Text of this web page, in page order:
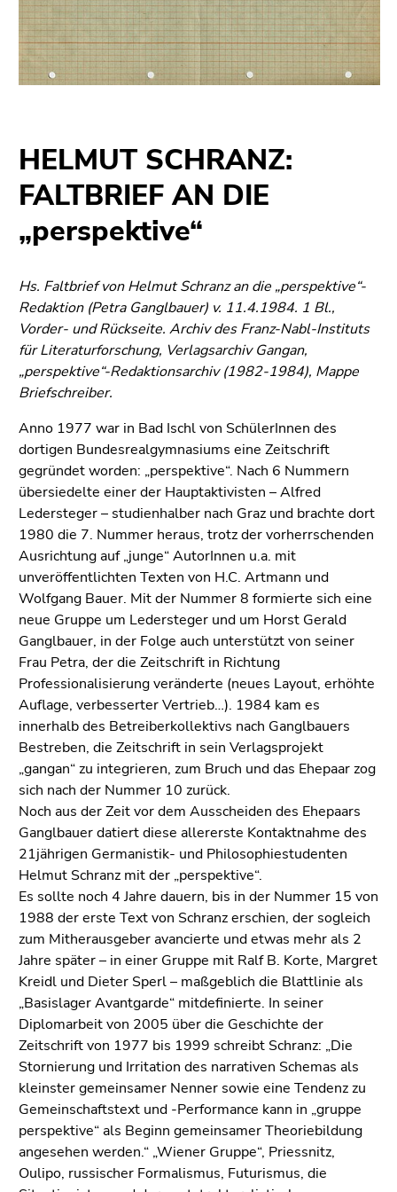
HELMUT SCHRANZ:
FALTBRIEF AN DIE
„perspektive“
Hs. Faltbrief von Helmut Schranz an die „perspektive“-
Redaktion (Petra Ganglbauer) v. 11.4.1984. 1 Bl.,
Vorder- und Rückseite. Archiv des Franz-Nabl-Instituts
für Literaturforschung, Verlagsarchiv Gangan,
„perspektive“-Redaktionsarchiv (1982-1984), Mappe
Briefschreiber.
Anno 1977 war in Bad Ischl von SchülerInnen des
dortigen Bundesrealgymnasiums eine Zeitschrift
gegründet worden: „perspektive“. Nach 6 Nummern
übersiedelte einer der Hauptaktivisten – Alfred
Ledersteger – studienhalber nach Graz und brachte dort
1980 die 7. Nummer heraus, trotz der vorherrschenden
Ausrichtung auf „junge“ AutorInnen u.a. mit
unveröffentlichten Texten von H.C. Artmann und
Wolfgang Bauer. Mit der Nummer 8 formierte sich eine
neue Gruppe um Ledersteger und um Horst Gerald
Ganglbauer, in der Folge auch unterstützt von seiner
Frau Petra, der die Zeitschrift in Richtung
Professionalisierung veränderte (neues Layout, erhöhte
Auflage, verbesserter Vertrieb…). 1984 kam es
innerhalb des Betreiberkollektivs nach Ganglbauers
Bestreben, die Zeitschrift in sein Verlagsprojekt
„gangan“ zu integrieren, zum Bruch und das Ehepaar zog
sich nach der Nummer 10 zurück.
Noch aus der Zeit vor dem Ausscheiden des Ehepaars
Ganglbauer datiert diese allererste Kontaktnahme des
21jährigen Germanistik- und Philosophiestudenten
Helmut Schranz mit der „perspektive“.
Es sollte noch 4 Jahre dauern, bis in der Nummer 15 von
1988 der erste Text von Schranz erschien, der sogleich
zum Mitherausgeber avancierte und etwas mehr als 2
Jahre später – in einer Gruppe mit Ralf B. Korte, Margret
Kreidl und Dieter Sperl – maßgeblich die Blattlinie als
„Basislager Avantgarde“ mitdefinierte. In seiner
Diplomarbeit von 2005 über die Geschichte der
Zeitschrift von 1977 bis 1999 schreibt Schranz: „Die
Stornierung und Irritation des narrativen Schemas als
kleinster gemeinsamer Nenner sowie eine Tendenz zu
Gemeinschaftstext und -Performance kann in „gruppe
perspektive“ als Beginn gemeinsamer Theoriebildung
angesehen werden.“ „Wiener Gruppe“, Priessnitz,
Oulipo, russischer Formalismus, Futurismus, die